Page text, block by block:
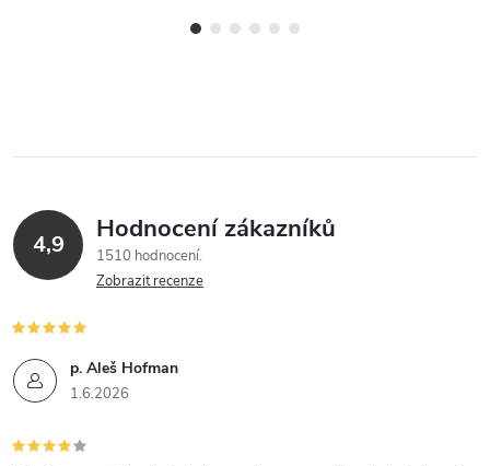
4,9 Hodnocení zákazníků
1510 hodnocení
Zobrazit recenze
p. Aleš Hofman
1.6.2026